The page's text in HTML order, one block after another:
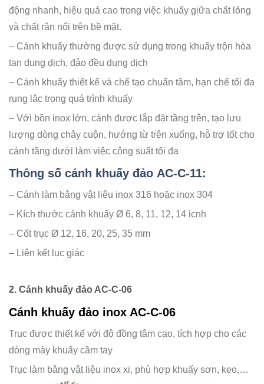
động nhanh, hiệu quả cao trong việc khuấy giữa chất lỏng
và chất rắn nổi trên bề mặt.
– Cánh khuấy thường được sử dụng trong khuấy trộn hòa
tan dung dịch, đảo đều dung dịch
– Cánh khuấy thiết kế và chế tạo chuẩn tâm, hạn chế tối đa
rung lắc trong quá trình khuấy
– Với bồn inox lớn, cánh được lắp đặt tầng trên, tạo lưu
lượng dòng chảy cuộn, hướng từ trên xuống, hỗ trợ tốt cho
cánh tầng dưới làm việc công suất tối đa
Thông số cánh khuấy đảo AC-C-11:
– Cánh làm bằng vật liệu inox 316 hoặc inox 304
– Kích thước cánh khuấy Ø 6, 8, 11, 12, 14 icnh
– Cốt trục Ø 12, 16, 20, 25, 35 mm
– Liên kết lục giác
2. Cánh khuấy đảo AC-C-06
Cánh khuấy đảo inox AC-C-06
Trục được thiết kế với độ đồng tâm cao, tích hợp cho các
dòng máy khuấy cầm tay
Trục làm bằng vật liệu inox xi, phù hợp khuấy sơn, keo,…